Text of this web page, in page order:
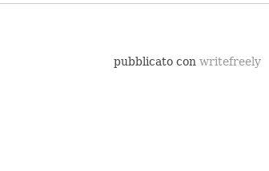
pubblicato con writefreely